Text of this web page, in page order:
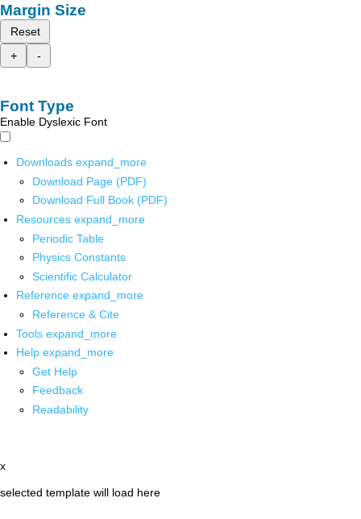
Margin Size
Reset
+
-
Font Type
Enable Dyslexic Font
Downloads expand_more
Download Page (PDF)
Download Full Book (PDF)
Resources expand_more
Periodic Table
Physics Constants
Scientific Calculator
Reference expand_more
Reference & Cite
Tools expand_more
Help expand_more
Get Help
Feedback
Readability
x
selected template will load here